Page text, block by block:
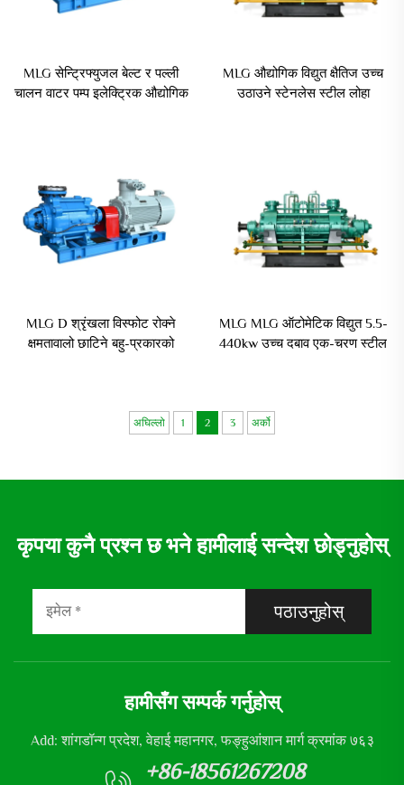
MLG सेन्ट्रिफ्युजल बेल्ट र पल्ली
चालन वाटर पम्प इलेक्ट्रिक औद्योगिक
MLG औद्योगिक विद्युत क्षैतिज उच्च
उठाउने स्टेनलेस स्टील लोहा
MLG D श्रृंखला विस्फोट रोक्ने
क्षमतावालो छाटिने बहु-प्रकारको
MLG MLG ऑटोमेटिक विद्युत 5.5-
440kw उच्च दबाव एक-चरण स्टील
अघिल्लो 1 2 3 अर्को
कृपया कुनै प्रश्न छ भने हामीलाई सन्देश छोड्नुहोस्
पठाउनुहोस्
हामीसँग सम्पर्क गर्नुहोस्
Add: शांगडॉन्ग प्रदेश, वेहाई महानगर, फङ्हुआंशान मार्ग क्रमांक ७६३
+86-18561267208